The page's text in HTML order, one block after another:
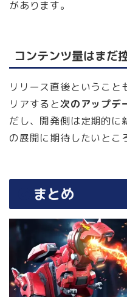
があります。
コンテンツ量はまだ
リリース直後ということ
リアすると次のアップデ
だし、開発側は定期的に
の展開に期待したいとこ
まとめ